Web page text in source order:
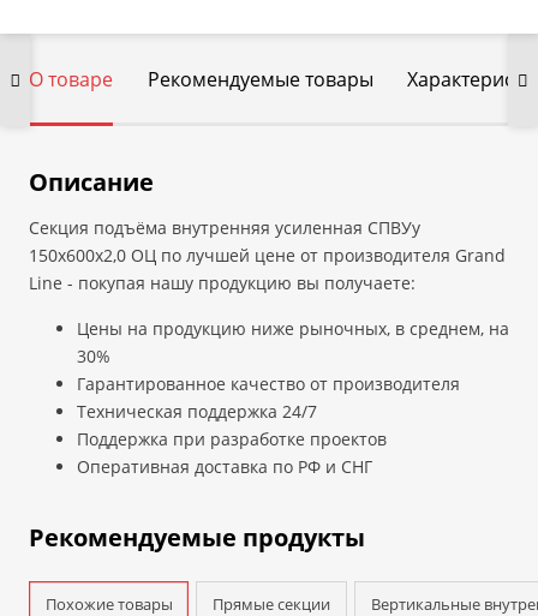
О товаре Рекомендуемые товары
Описание
Секция подъёма внутренняя усиленная СПВУу
150х600х2,0 ОЦ по лучшей цене от производителя Grand
Line - покупая нашу продукцию вы получаете:
Цены на продукцию ниже рыночных, в среднем, на
30%
Гарантированное качество от производителя
Техническая поддержка 24/7
Поддержка при разработке проектов
Оперативная доставка по РФ и СНГ
Рекомендуемые продукты
Похожие товары Прямые секции Вертикальные